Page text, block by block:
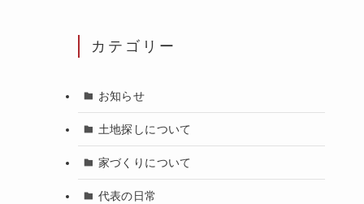
カテゴリー
お知らせ
土地探しについて
家づくりについて
代表の日常